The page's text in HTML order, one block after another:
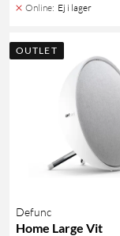
Online: Ej i lager
OUTLET
Defunc
Home Large Vit